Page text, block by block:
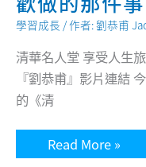
學習成長 / 作者:劉恭甫
清華名人堂 享受人生
『劉恭甫』影片連結
的《清
[清
華
Read More »